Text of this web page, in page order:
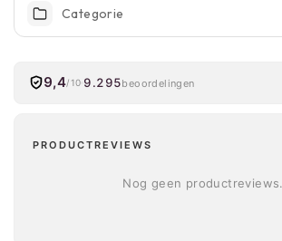
Categorie
9,4/10 9.295beoordelingen
PRODUCTREVIEWS
Nog geen productreviews.